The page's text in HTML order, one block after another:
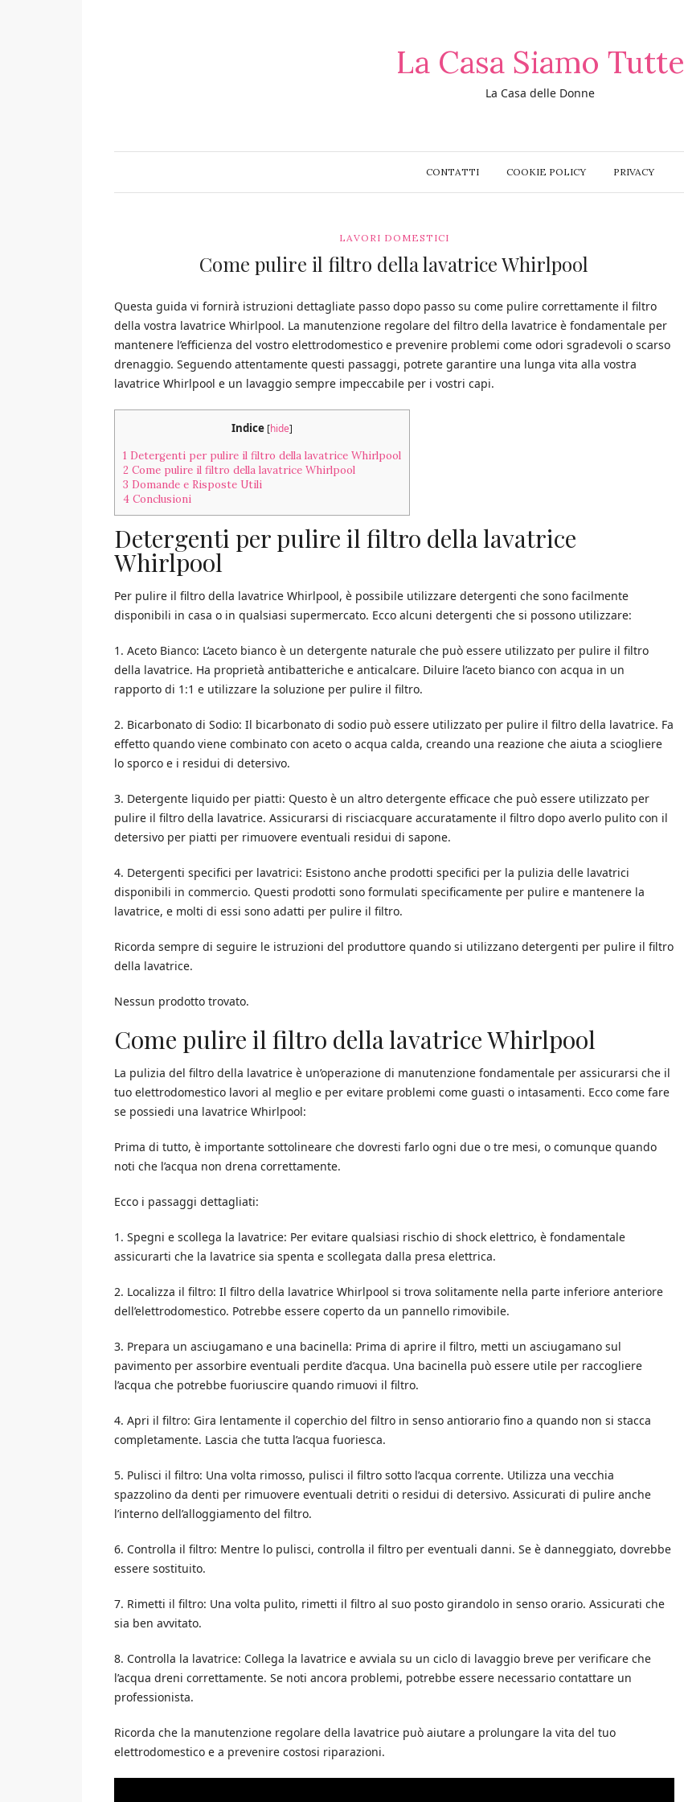
La Casa Siamo Tutte
La Casa delle Donne
CONTATTI COOKIE POLICY PRIVACY
LAVORI DOMESTICI
Come pulire il filtro della lavatrice Whirlpool
Questa guida vi fornirà istruzioni dettagliate passo dopo passo su come pulire correttamente il filtro
della vostra lavatrice Whirlpool. La manutenzione regolare del filtro della lavatrice è fondamentale per
mantenere l’efficienza del vostro elettrodomestico e prevenire problemi come odori sgradevoli o scarso
drenaggio. Seguendo attentamente questi passaggi, potrete garantire una lunga vita alla vostra
lavatrice Whirlpool e un lavaggio sempre impeccabile per i vostri capi.
Indice [hide]
1 Detergenti per pulire il filtro della lavatrice Whirlpool
2 Come pulire il filtro della lavatrice Whirlpool
3 Domande e Risposte Utili
4 Conclusioni
Detergenti per pulire il filtro della lavatrice
Whirlpool
Per pulire il filtro della lavatrice Whirlpool, è possibile utilizzare detergenti che sono facilmente
disponibili in casa o in qualsiasi supermercato. Ecco alcuni detergenti che si possono utilizzare:
1. Aceto Bianco: L’aceto bianco è un detergente naturale che può essere utilizzato per pulire il filtro
della lavatrice. Ha proprietà antibatteriche e anticalcare. Diluire l’aceto bianco con acqua in un
rapporto di 1:1 e utilizzare la soluzione per pulire il filtro.
2. Bicarbonato di Sodio: Il bicarbonato di sodio può essere utilizzato per pulire il filtro della lavatrice. Fa
effetto quando viene combinato con aceto o acqua calda, creando una reazione che aiuta a sciogliere
lo sporco e i residui di detersivo.
3. Detergente liquido per piatti: Questo è un altro detergente efficace che può essere utilizzato per
pulire il filtro della lavatrice. Assicurarsi di risciacquare accuratamente il filtro dopo averlo pulito con il
detersivo per piatti per rimuovere eventuali residui di sapone.
4. Detergenti specifici per lavatrici: Esistono anche prodotti specifici per la pulizia delle lavatrici
disponibili in commercio. Questi prodotti sono formulati specificamente per pulire e mantenere la
lavatrice, e molti di essi sono adatti per pulire il filtro.
Ricorda sempre di seguire le istruzioni del produttore quando si utilizzano detergenti per pulire il filtro
della lavatrice.
Nessun prodotto trovato.
Come pulire il filtro della lavatrice Whirlpool
La pulizia del filtro della lavatrice è un’operazione di manutenzione fondamentale per assicurarsi che il
tuo elettrodomestico lavori al meglio e per evitare problemi come guasti o intasamenti. Ecco come fare
se possiedi una lavatrice Whirlpool:
Prima di tutto, è importante sottolineare che dovresti farlo ogni due o tre mesi, o comunque quando
noti che l’acqua non drena correttamente.
Ecco i passaggi dettagliati:
1. Spegni e scollega la lavatrice: Per evitare qualsiasi rischio di shock elettrico, è fondamentale
assicurarti che la lavatrice sia spenta e scollegata dalla presa elettrica.
2. Localizza il filtro: Il filtro della lavatrice Whirlpool si trova solitamente nella parte inferiore anteriore
dell’elettrodomestico. Potrebbe essere coperto da un pannello rimovibile.
3. Prepara un asciugamano e una bacinella: Prima di aprire il filtro, metti un asciugamano sul
pavimento per assorbire eventuali perdite d’acqua. Una bacinella può essere utile per raccogliere
l’acqua che potrebbe fuoriuscire quando rimuovi il filtro.
4. Apri il filtro: Gira lentamente il coperchio del filtro in senso antiorario fino a quando non si stacca
completamente. Lascia che tutta l’acqua fuoriesca.
5. Pulisci il filtro: Una volta rimosso, pulisci il filtro sotto l’acqua corrente. Utilizza una vecchia
spazzolino da denti per rimuovere eventuali detriti o residui di detersivo. Assicurati di pulire anche
l’interno dell’alloggiamento del filtro.
6. Controlla il filtro: Mentre lo pulisci, controlla il filtro per eventuali danni. Se è danneggiato, dovrebbe
essere sostituito.
7. Rimetti il filtro: Una volta pulito, rimetti il filtro al suo posto girandolo in senso orario. Assicurati che
sia ben avvitato.
8. Controlla la lavatrice: Collega la lavatrice e avviala su un ciclo di lavaggio breve per verificare che
l’acqua dreni correttamente. Se noti ancora problemi, potrebbe essere necessario contattare un
professionista.
Ricorda che la manutenzione regolare della lavatrice può aiutare a prolungare la vita del tuo
elettrodomestico e a prevenire costosi riparazioni.